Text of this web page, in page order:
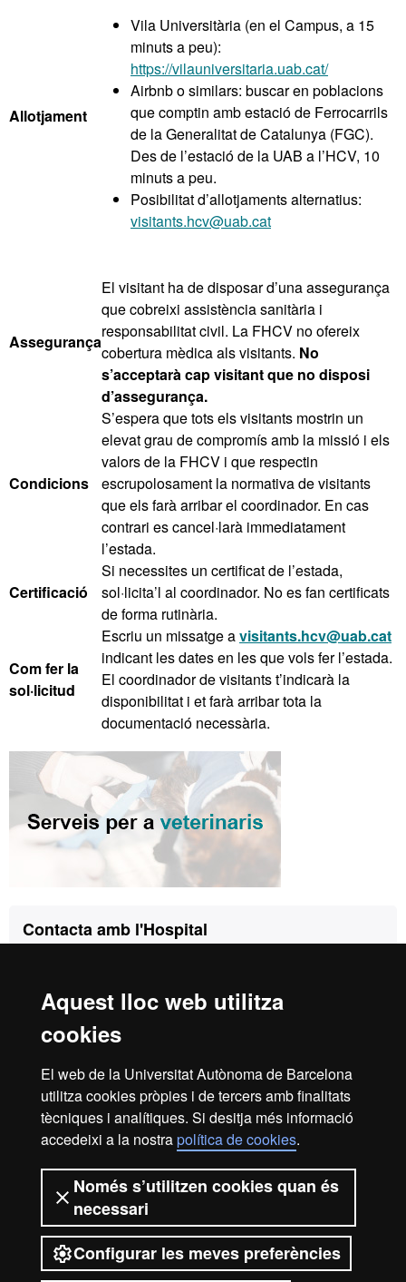
Aquest lloc web utilitza
cookies
El web de la Universitat Autònoma de Barcelona
utilitza cookies pròpies i de tercers amb finalitats
tècniques i analítiques. Si desitja més informació
accedeixi a la nostrapolítica de cookies.
Només s’utilitzen cookies quan és
necessari
Configurar les meves preferències
Allotjament
Vila Universitària (en el Campus, a 15
minuts a peu):
https://vilauniversitaria.uab.cat/
Airbnb o similars: buscar en poblacions
que comptin amb estació de Ferrocarrils
de la Generalitat de Catalunya (FGC).
Des de l’estació de la UAB a l’HCV, 10
minuts a peu.
Posibilitat d’allotjaments alternatius:
visitants.hcv@uab.cat
Assegurança
El visitant ha de disposar d’una assegurança
que cobreixi assistència sanitària i
responsabilitat civil. La FHCV no ofereix
cobertura mèdica als visitants. No
s’acceptarà cap visitant que no disposi
d’assegurança.
Condicions
S’espera que tots els visitants mostrin un
elevat grau de compromís amb la missió i els
valors de la FHCV i que respectin
escrupolosament la normativa de visitants
que els farà arribar el coordinador. En cas
contrari es cancel·larà immediatament
l’estada.
Certificació
Si necessites un certificat de l’estada,
sol·licita’l al coordinador. No es fan certificats
de forma rutinària.
Com fer la
sol·licitud
Escriu un missatge avisitants.hcv@uab.cat
indicant les dates en les que vols fer l’estada.
El coordinador de visitants t’indicarà la
disponibilitat i et farà arribar tota la
documentació necessària.
Informació
complementària
Contacte
Contacta amb l'Hospital
Universitat Autònoma de Barcelona.
08193 Bellaterra
(Cerdanyola del Vallès)
Urgències:
De dilluns a divendres, de 9 a 20h:
93 581 18 94
De dilluns a divendres de 20 a 9h i caps de setmana:
649 19 12 06